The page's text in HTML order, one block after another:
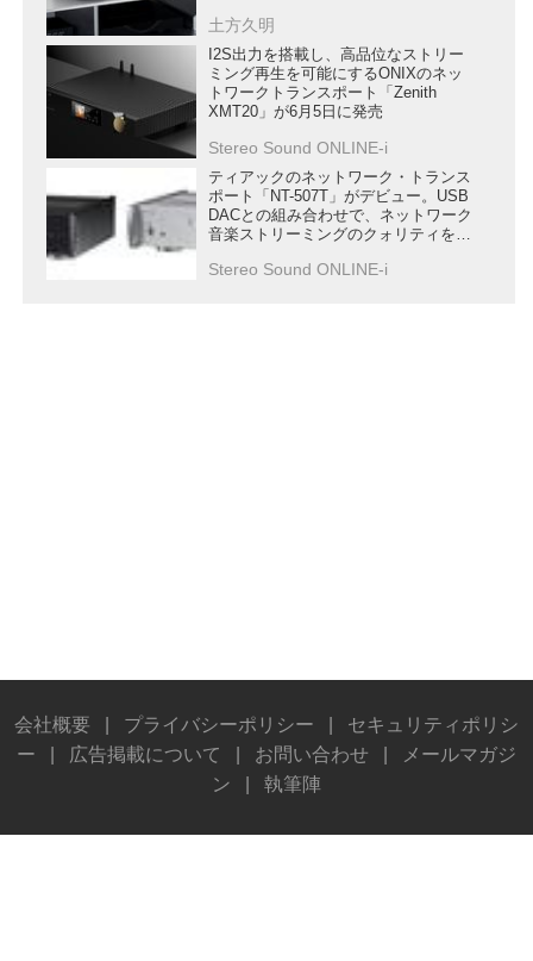
土方久明
I2S出力を搭載し、高品位なストリー
ミング再生を可能にするONIXのネッ
トワークトランスポート「Zenith
XMT20」が6月5日に発売
Stereo Sound ONLINE-i
ティアックのネットワーク・トランス
ポート「NT-507T」がデビュー。USB
DACとの組み合わせで、ネットワーク
音楽ストリーミングのクォリティを進
Stereo Sound ONLINE-i
会社概要 プライバシーポリシー
セキュリティポリシ
ー
広告掲載について お問い合わせ
メールマガジ
ン
執筆陣